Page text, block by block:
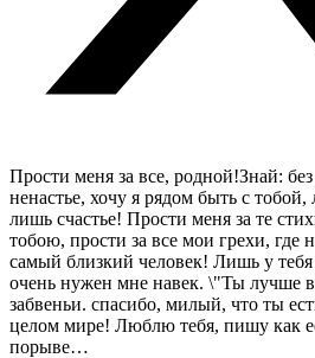
Прости меня за все, родной!Знай:
ненастье, хочу я рядом быть с
лишь счастье! Прости меня за те
тобою, прости за все мои грехи, где
самый близкий человек! Лишь у
очень нужен мне навек. \"Ты лучше
забвеньи. спасибо, милый, что ты
целом мире! Люблю тебя, пишу как
порыве…